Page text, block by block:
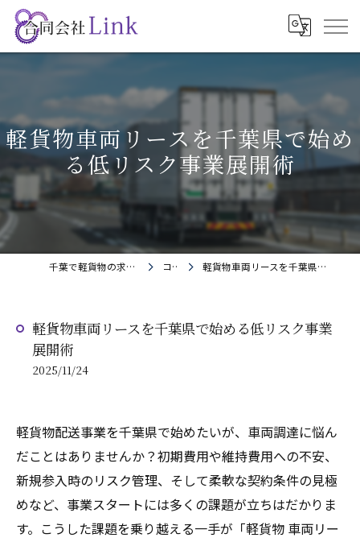
軽貨物車両リースを千葉県で始め
る低リスク事業展開術
千葉で軽貨物の求人なら合同会社Link コラム 軽貨物車両リースを千葉県で始める低リスク事業展開術
軽貨物車両リースを千葉県で始める低リスク事業
展開術
2025/11/24
軽貨物配送事業を千葉県で始めたいが、車両調達に悩ん
だことはありませんか？初期費用や維持費用への不安、
新規参入時のリスク管理、そして柔軟な契約条件の見極
めなど、事業スタートには多くの課題が立ちはだかりま
す。こうした課題を乗り越える一手が「軽貨物 車両リー